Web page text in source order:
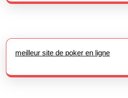
meilleur site de poker en ligne